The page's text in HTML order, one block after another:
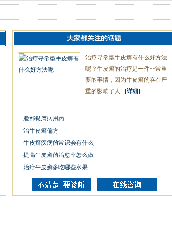
大家都关注的话题
治疗寻常型牛皮癣有什么好方法
呢？牛皮癣的治疗是一件非常重
要的事情，因为牛皮癣的存在严
重的影响了人... [详细]
脸部银屑病用药
治牛皮癣偏方
牛皮癣疾病的常识会有什么
提高牛皮癣的治愈率怎么做
治疗牛皮癣多吃哪些水果